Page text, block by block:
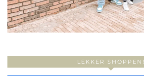
LEKKER SHOPPEN!